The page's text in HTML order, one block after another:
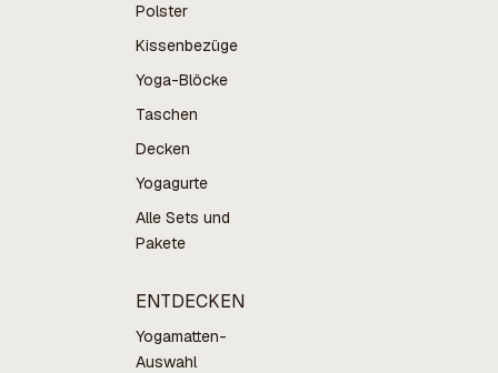
Polster
Kissenbezüge
Yoga-Blöcke
Taschen
Decken
Yogagurte
Alle Sets und
Pakete
ENTDECKEN
Yogamatten-
Auswahl